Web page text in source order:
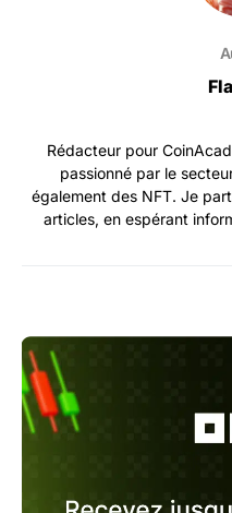
Rédacteur pour
passionné par le
également des NFT. Je
articles, en espérant